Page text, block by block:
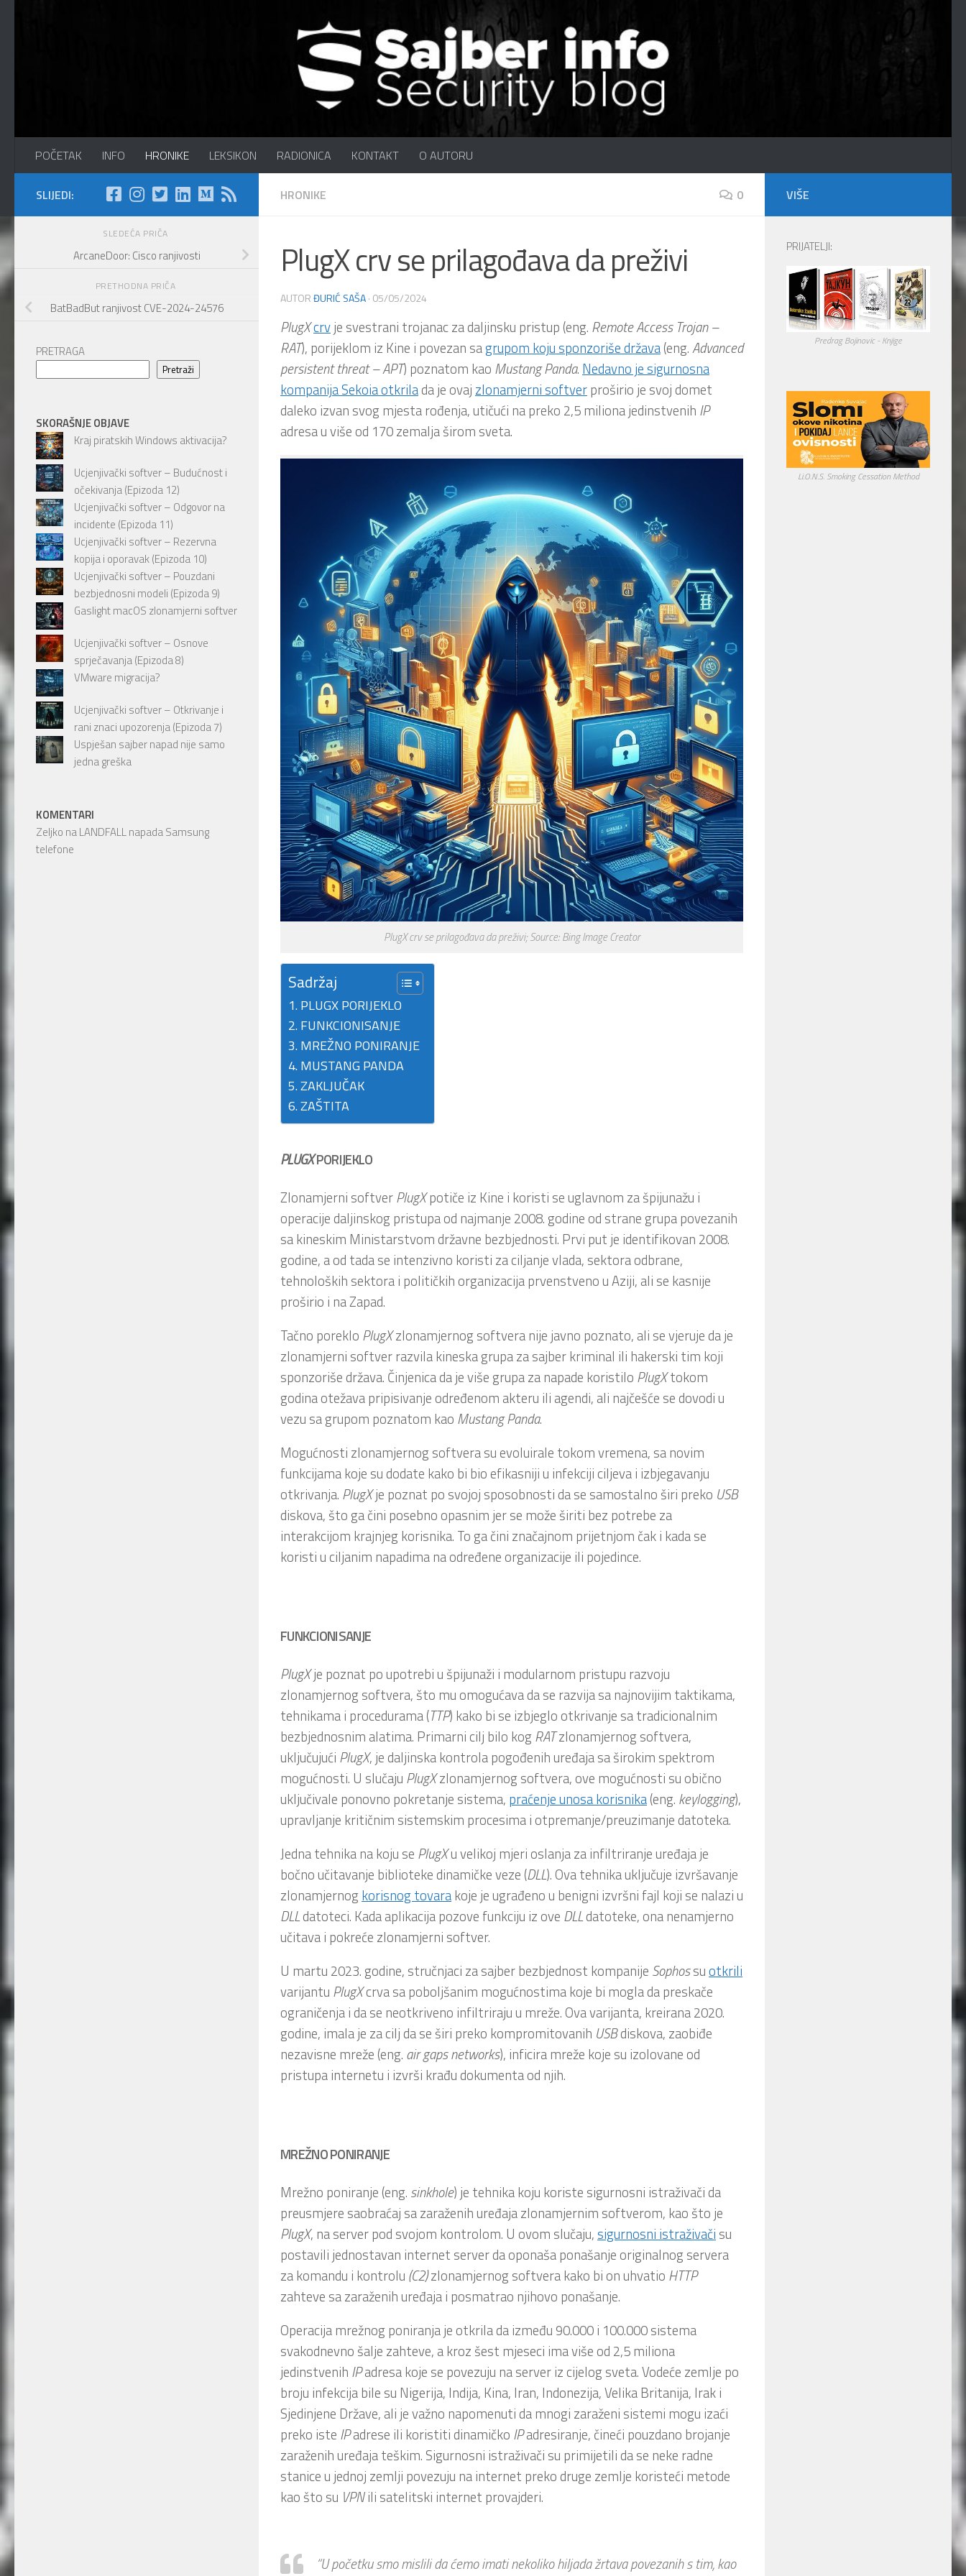
POČETAK INFO HRONIKE LEKSIKON RADIONICA KONTAKT O AUTORU
HRONIKE 0
PlugX crv se prilagođava da preživi
AUTORĐURIĆ SAŠA· 05/05/2024
PlugXcrvje svestrani trojanac za daljinsku pristup (eng. Remote Access Trojan –
RAT), porijeklom iz Kine i povezan sagrupom koju sponzoriše država(eng.Advanced
persistent threat – APT) poznatom kao MustangPanda. Nedavno je sigurnosna
kompanija Sekoia otkrilada je ovaj zlonamjerni softverproširio je svoj domet
daleko izvan svog mjesta rođenja, utičući na preko 2,5 miliona jedinstvenih IP
adresa u više od 170 zemalja širom sveta.
PlugX crv se prilagođava da preživi; Source: Bing Image Creator
Sadržaj
PLUGX PORIJEKLO
FUNKCIONISANJE
MREŽNO PONIRANJE
MUSTANG PANDA
ZAKLJUČAK
ZAŠTITA
PLUGXPORIJEKLO
Zlonamjerni softverPlugXpotiče iz Kine i koristi se uglavnom za špijunažu i
operacije daljinskog pristupa od najmanje 2008. godine od strane grupa povezanih
sa kineskim Ministarstvom državne bezbjednosti. Prvi put je identifikovan 2008.
godine, a od tada se intenzivno koristi za ciljanje vlada, sektora odbrane,
tehnoloških sektora i političkih organizacija prvenstveno u Aziji, ali se kasnije
proširio i na Zapad.
Tačno poreklo PlugXzlonamjernog softvera nije javno poznato, ali se vjeruje da je
zlonamjerni softver razvila kineska grupa za sajber kriminal ili hakerski tim koji
sponzoriše država. Činjenica da je više grupa za napade koristilo PlugXtokom
godina otežava pripisivanje određenom akteru ili agendi, ali najčešće se dovodi u
vezu sa grupom poznatom kao MustangPanda.
Mogućnosti zlonamjernog softvera su evoluirale tokom vremena, sa novim
funkcijama koje su dodate kako bi bio efikasniji u infekciji ciljeva i izbjegavanju
otkrivanja. PlugXje poznat po svojoj sposobnosti da se samostalno širi preko USB
diskova, što ga čini posebno opasnim jer se može širiti bez potrebe za
interakcijom krajnjeg korisnika. To ga čini značajnom prijetnjom čak i kada se
koristi u ciljanim napadima na određene organizacije ili pojedince.
FUNKCIONISANJE
PlugXje poznat po upotrebi u špijunaži i modularnom pristupu razvoju
zlonamjernog softvera, što mu omogućava da se razvija sa najnovijim taktikama,
tehnikama i procedurama (TTP) kako bi se izbjeglo otkrivanje sa tradicionalnim
bezbjednosnim alatima. Primarni cilj bilo kogRATzlonamjernog softvera,
uključujući PlugX, je daljinska kontrola pogođenih uređaja sa širokim spektrom
mogućnosti. U slučaju PlugXzlonamjernog softvera, ove mogućnosti su obično
uključivale ponovno pokretanje sistema, praćenje unosa korisnika(eng. keylogging),
upravljanje kritičnim sistemskim procesima i otpremanje/preuzimanje datoteka.
Jedna tehnika na koju se PlugXu velikoj mjeri oslanja za infiltriranje uređaja je
bočno učitavanje biblioteke dinamičke veze (DLL). Ova tehnika uključuje izvršavanje
zlonamjernogkorisnog tovarakoje je ugrađeno u benigni izvršni fajl koji se nalazi u
DLLdatoteci. Kada aplikacija pozove funkciju iz ove DLLdatoteke, ona nenamjerno
učitava i pokreće zlonamjerni softver.
U martu 2023. godine, stručnjaci za sajber bezbjednost kompanije Sophossuotkrili
varijantu PlugXcrva sa poboljšanim mogućnostima koje bi mogla da preskače
ograničenja i da se neotkriveno infiltriraju u mreže. Ova varijanta, kreirana 2020.
godine, imala je za cilj da se širi preko kompromitovanih USBdiskova, zaobiđe
nezavisne mreže (eng. air gaps networks), inficira mreže koje su izolovane od
pristupa internetu i izvrši krađu dokumenta od njih.
MREŽNO PONIRANJE
Mrežno poniranje (eng. sinkhole) je tehnika koju koriste sigurnosni istraživači da
preusmjere saobraćaj sa zaraženih uređaja zlonamjernim softverom, kao što je
PlugX, na server pod svojom kontrolom. U ovom slučaju, sigurnosni istraživači su
postavili jednostavan internet server da oponaša ponašanje originalnog servera
za komandu i kontrolu (C2)zlonamjernog softvera kako bi on uhvatio HTTP
zahteve sa zaraženih uređaja i posmatrao njihovo ponašanje.
Operacija mrežnog poniranja je otkrila da između 90.000 i 100.000 sistema
svakodnevno šalje zahteve, a kroz šest mjeseci ima više od 2,5 miliona
jedinstvenih IPadresa koje se povezuju na server iz cijelog sveta. Vodeće zemlje po
broju infekcija bile su Nigerija, Indija, Kina, Iran, Indonezija, Velika Britanija, Irak i
Sjedinjene Države, ali je važno napomenuti da mnogi zaraženi sistemi mogu izaći
preko iste IPadrese ili koristiti dinamičko IPadresiranje, čineći pouzdano brojanje
zaraženih uređaja teškim. Sigurnosni istraživači su primijetili da se neke radne
stanice u jednoj zemlji povezuju na internet preko druge zemlje koristeći metode
kao što su VPNili satelitski internet provajderi.
“U početku smo mislili da ćemo imati nekoliko hiljada žrtava povezanih s tim, kao
SLIJEDI:
SLEDEĆA PRIČA
ArcaneDoor: Cisco ranjivosti
PRETHODNA PRIČA
BatBadBut ranjivost CVE-2024-24576
PRETRAGA
Pretraži
SKORAŠNJE OBJAVE
Kraj piratskih Windows aktivacija?
Ucjenjivački softver – Budućnost i
očekivanja (Epizoda 12)
Ucjenjivački softver – Odgovor na
incidente (Epizoda 11)
Ucjenjivački softver – Rezervna
kopija i oporavak (Epizoda 10)
Ucjenjivački softver – Pouzdani
bezbjednosni modeli (Epizoda 9)
Gaslight macOS zlonamjerni softver
Ucjenjivački softver – Osnove
sprječavanja (Epizoda 8)
VMware migracija?
Ucjenjivački softver – Otkrivanje i
rani znaci upozorenja (Epizoda 7)
Uspješan sajber napad nije samo
jedna greška
KOMENTARI
Zeljko naLANDFALL napada Samsung
telefone
VIŠE
PRIJATELJI:
Predrag Bojinovic - Knjige
Li.O.N.S. Smoking Cessation Method